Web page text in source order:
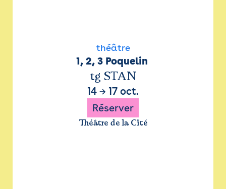
théâtre
1, 2, 3 Poquelin
tg STAN
14 → 17 oct.
Réserver
Théâtre de la Cité